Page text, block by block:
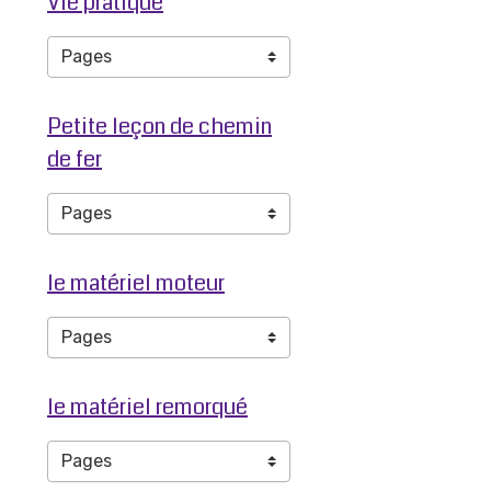
Petite leçon de chemin
de fer
le matériel moteur
le matériel remorqué